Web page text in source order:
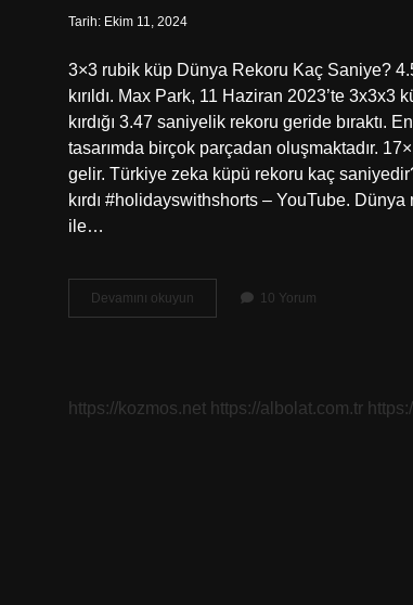
Tarih: Ekim 11, 2024
3×3 rubik küp Dünya Rekoru Kaç Saniye?
kırıldı. Max Park, 11 Haziran 2023’te
kırdığı 3.47 saniyelik rekoru geride bıraktı.
tasarımda birçok parçadan oluşmaktadır.
gelir. Türkiye zeka küpü rekoru kaç
kırdı #holidayswithshorts – YouTube. Dünya
ile…
Devamını okuyun
Küp
10 Yorum
https://kozmos.net https://albolat.com.tr